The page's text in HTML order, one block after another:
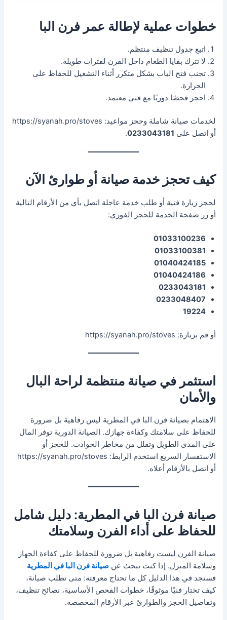
خطوات عملية لإطالة عمر فرن البا
اتبع جدول تنظيف منتظم.
لا تترك بقايا الطعام داخل الفرن لفترات طويلة.
تجنب فتح الباب بشكل متكرر أثناء التشغيل للحفاظ على
الحرارة.
احجز فحصًا دوريًا مع فني معتمد.
لخدمات صيانة شاملة وحجز مواعيد: https://syanah.pro/stoves
أو اتصل على 0233043181
.
كيف تحجز خدمة صيانة أو طوارئ الآن
لحجز زيارة فنية أو طلب خدمة عاجلة اتصل بأي من الأرقام التالية
أو زر صفحة الخدمة للحجز الفوري:
01033100236
01033100381
01040424185
01040424186
0233043181
0233048407
19224
أو قم بزيارة: https://syanah.pro/stoves
استثمر في صيانة منتظمة لراحة البال
والأمان
الاهتمام بصيانة فرن البا في المطرية ليس رفاهية بل ضرورة
للحفاظ على سلامتك وكفاءة جهازك. الصيانة الدورية توفر المال
على المدى الطويل وتقلل من مخاطر الحوادث. للحجز أو
الاستفسار السريع استخدم الرابط: https://syanah.pro/stoves
أو اتصل بالأرقام أعلاه.
صيانة فرن البا في المطرية: دليل شامل
للحفاظ على أداء الفرن وسلامتك
صيانة الفرن ليست رفاهية بل ضرورة للحفاظ على كفاءة الجهاز
وسلامة المنزل. إذا كنت تبحث عنصيانة فرن البا في المطرية
فستجد في هذا الدليل كل ما تحتاج معرفته: متى تطلب صيانة،
كيف تختار فنيًا موثوقًا، خطوات الفحص الأساسية، نصائح تنظيف،
وتفاصيل الحجز والطوارئ عبر الأرقام المخصصة.